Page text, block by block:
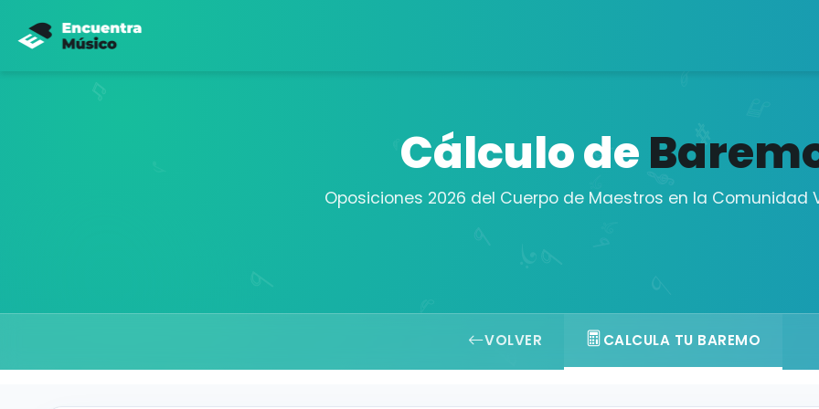
Cálculo de
Oposiciones 2026 del Cuerpo de Maestros en la Comunidad
VOLVER CALCULA TU BAREMO